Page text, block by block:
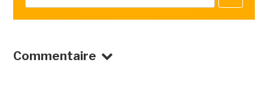
Commentaire